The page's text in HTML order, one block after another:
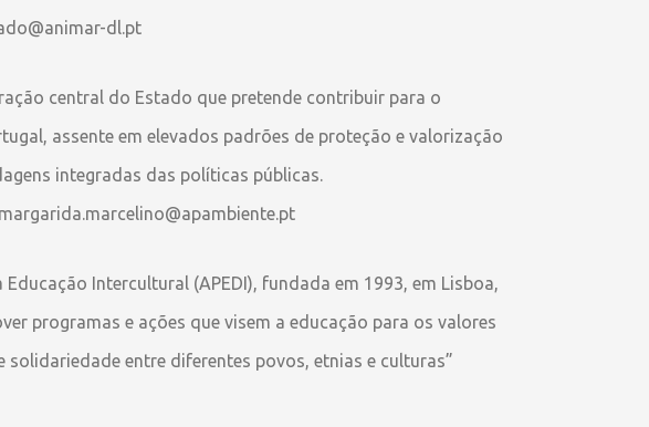
dl.pt
central do Estado que pretende contribuir para o
assente em elevados padrões de proteção e valorização
integradas das políticas públicas.
Intercultural (APEDI), fundada em 1993, em Lisboa,
programas e ações que visem a educação para os valores
entre diferentes povos, etnias e culturas”